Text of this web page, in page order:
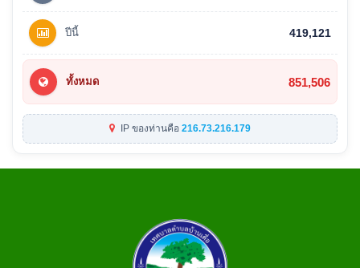
ปีนี้ 419,121
ทั้งหมด 851,506
IP ของท่านคือ 216.73.216.179